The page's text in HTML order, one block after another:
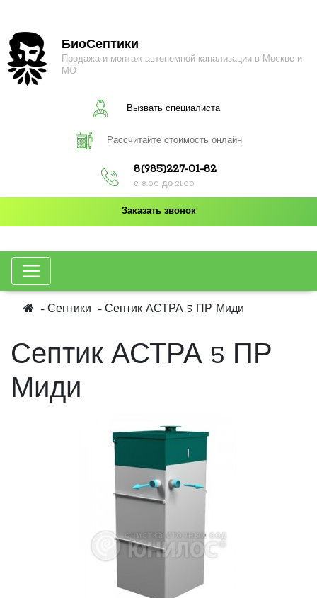
БиоСептики
Продажа и монтаж автономной канализации в Москве и
МО
Вызвать специалиста
Рассчитайте стоимость онлайн
8(985)227-01-82
с 8:00 до 21:00
Заказать звонок
Септики Септик АСТРА 5 ПР Миди
Септик АСТРА 5 ПР
Миди